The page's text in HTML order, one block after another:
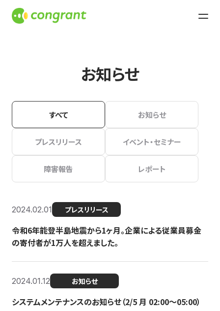
お知らせ
すべて お知らせ
プレスリリース イベント・セミナー
障害報告 レポート
2024.02.01 プレスリリース
令和6年能登半島地震から1ヶ月。企業による従業員募金
の寄付者が1万人を超えました。
2024.01.12 お知らせ
システムメンテナンスのお知らせ（2/5 月 02:00〜05:00）